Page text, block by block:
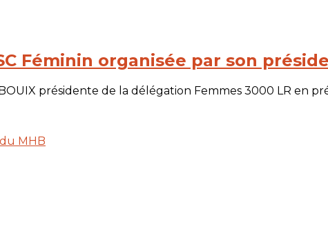
Féminin organisée par son
présidente de la délégation Femmes 3000 LR en